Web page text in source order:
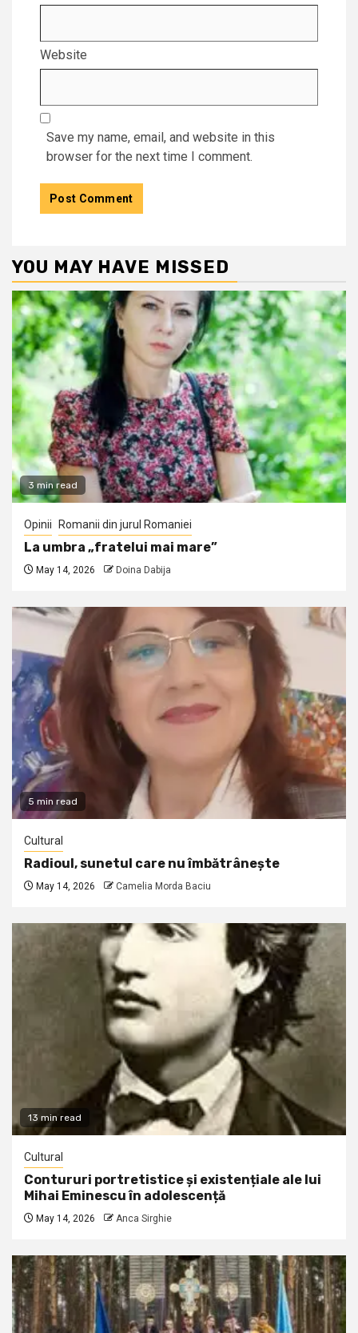
Website
Save my name, email, and website in this
browser for the next time I comment.
YOU MAY HAVE MISSED
3 min read
Opinii Romanii din jurul Romaniei
La umbra „fratelui mai mare”
May 14, 2026 Doina Dabija
5 min read
Cultural
Radioul, sunetul care nu îmbătrânește
May 14, 2026 Camelia Morda Baciu
13 min read
Cultural
Contururi portretistice și existențiale ale lui
Mihai Eminescu în adolescență
May 14, 2026 Anca Sirghie